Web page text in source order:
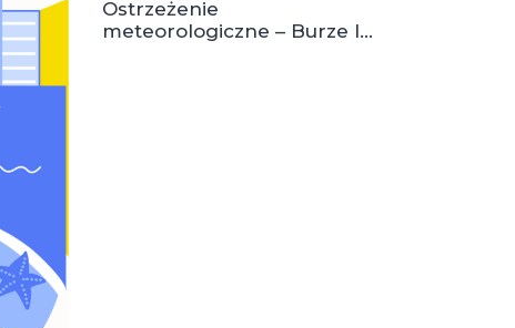
Ostrzeżenie
meteorologiczne – Burze I